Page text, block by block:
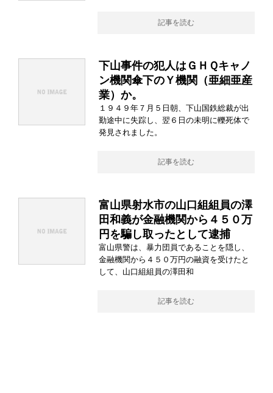
記事を読む
下山事件の犯人はＧＨＱキャノ
ン機関傘下のＹ機関（亜細亜産
業）か。
１９４９年７月５日朝、下山国鉄総裁が出
勤途中に失踪し、翌６日の未明に轢死体で
発見されました。
記事を読む
富山県射水市の山口組組員の澤
田和義が金融機関から４５０万
円を騙し取ったとして逮捕
富山県警は、暴力団員であることを隠し、
金融機関から４５０万円の融資を受けたと
して、山口組組員の澤田和
記事を読む